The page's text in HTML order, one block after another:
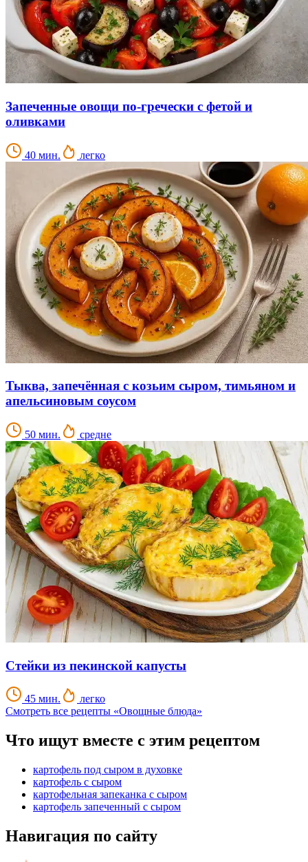
Запеченные овощи по-гречески с фетой и
оливками
40 мин. легко
Тыква, запечённая с козьим сыром, тимьяном и
апельсиновым соусом
50 мин. средне
Стейки из пекинской капусты
45 мин.
легко
Смотреть все рецепты «Овощные блюда»
Что ищут вместе с этим рецептом
картофель под сыром в духовке
картофель с сыром
картофельная запеканка с сыром
картофель запеченный с сыром
Навигация по сайту